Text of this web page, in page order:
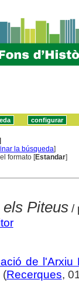
la búsqueda]
formato [Estandar]
Piteus/
de l'Arxiu
(Recerques,